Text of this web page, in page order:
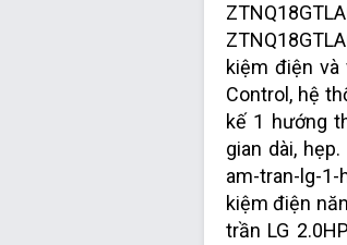
kiệm điện và
Control, hệ
kế 1 hướng
gian dài,
am-tran-lg-1-
kiệm điện
trần LG